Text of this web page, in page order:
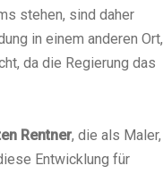
stehen, sind daher
in einem anderen Ort,
da die Regierung das
Rentner, die als Maler,
Entwicklung für